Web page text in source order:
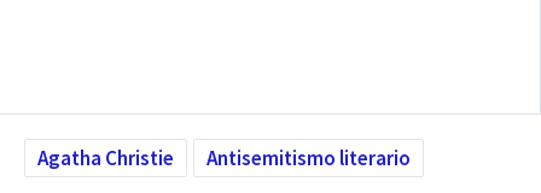
Agatha Christie Antisemitismo literario